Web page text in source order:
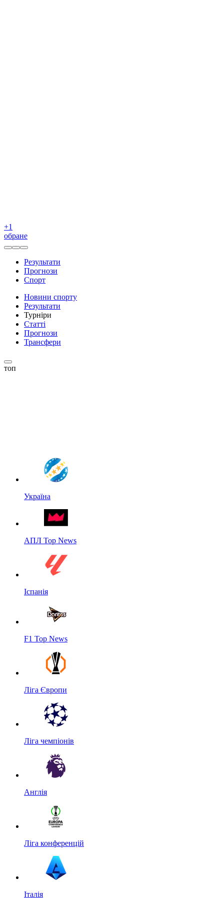
+1
обране
Результати
Прогнози
Спорт
Новини спорту
Результати
Турніри
Статті
Прогнози
Трансфери
топ
Україна
АПЛ Top News
Іспанія
F1 Top News
Ліга Європи
Ліга чемпіонів
Англія
Ліга конференцій
Італія